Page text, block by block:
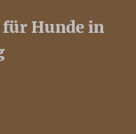
Hunde in